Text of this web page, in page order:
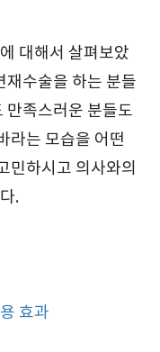
대해서 살펴보았
재수술을 하는 분들
만족스러운 분들도
라는 모습을 어떤
민하시고 의사와의
.
효과